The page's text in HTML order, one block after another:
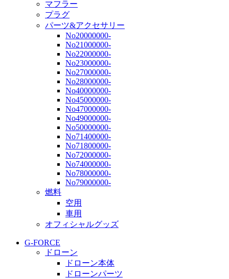
マフラー
プラグ
パーツ&アクセサリー
No20000000-
No21000000-
No22000000-
No23000000-
No27000000-
No28000000-
No40000000-
No45000000-
No47000000-
No49000000-
No50000000-
No71400000-
No71800000-
No72000000-
No74000000-
No78000000-
No79000000-
燃料
空用
車用
オフィシャルグッズ
G-FORCE
ドローン
ドローン本体
ドローンパーツ